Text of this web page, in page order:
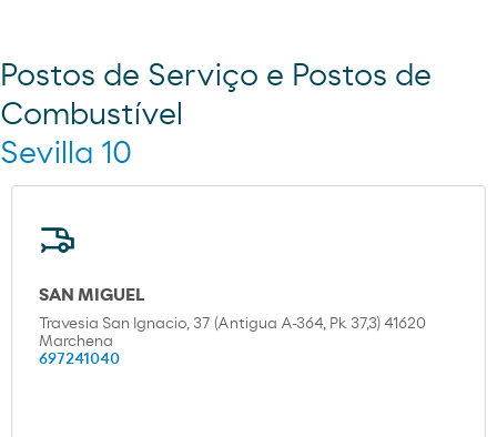
Postos de Serviço e Postos de
Combustível
Sevilla 10
SAN MIGUEL
Travesia San Ignacio, 37 (Antigua A-364, Pk 37,3) 41620
Marchena
697241040